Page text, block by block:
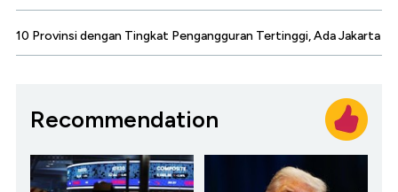
10 Provinsi dengan Tingkat Pengangguran Tertinggi, Ada Jakarta
Recommendation